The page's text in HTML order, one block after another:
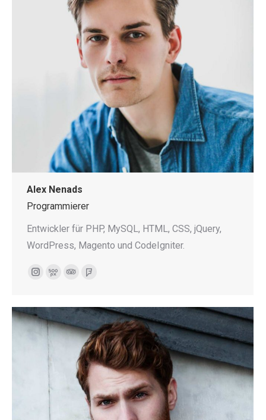
Alex Nenads
Programmierer
Entwickler für PHP, MySQL, HTML, CSS, jQuery,
WordPress, Magento und CodeIgniter.
Instagram
500pxTripAdvisor
Foursquare